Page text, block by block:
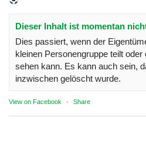
Dieser Inhalt ist momentan
Dies passiert, wenn der
kleinen Personengruppe teilt
sehen kann. Es kann auch sein,
inzwischen gelöscht wurde.
View on Facebook · Share